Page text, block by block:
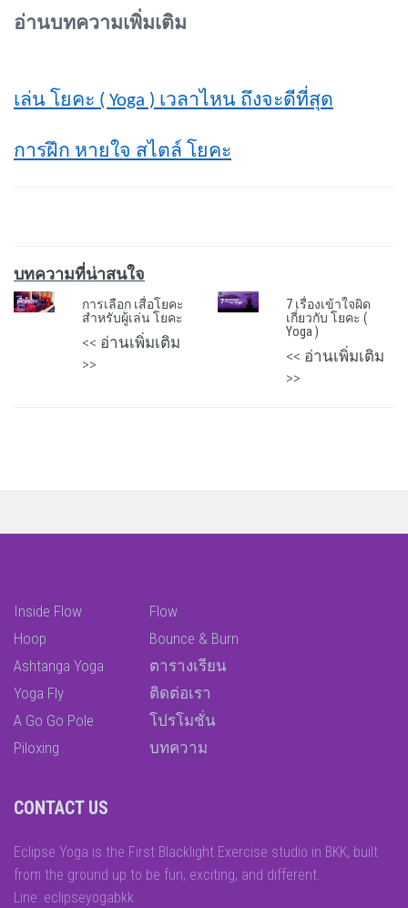
อ่านบทความเพิ่มเติม
เล่น โยคะ ( Yoga ) เวลาไหน ถึงจะดีที่สุด
การฝึก หายใจ สไตล์ โยคะ
บทความที่น่าสนใจ
การเลือก เสื่อโยคะ
สำหรับผู้เล่น โยคะ
<< อ่านเพิ่มเติม
>>
7 เรื่องเข้าใจผิด
เกี่ยวกับ โยคะ (
Yoga )
<< อ่านเพิ่มเติม
>>
Inside Flow
Hoop
Ashtanga Yoga
Yoga Fly
A Go Go Pole
Piloxing
Flow
Bounce & Burn
ตารางเรียน
ติดต่อเรา
โปรโมชั่น
บทความ
CONTACT US
Eclipse Yoga is the First Blacklight Exercise studio in BKK, built
from the ground up to be fun, exciting, and different.
Line: eclipseyogabkk